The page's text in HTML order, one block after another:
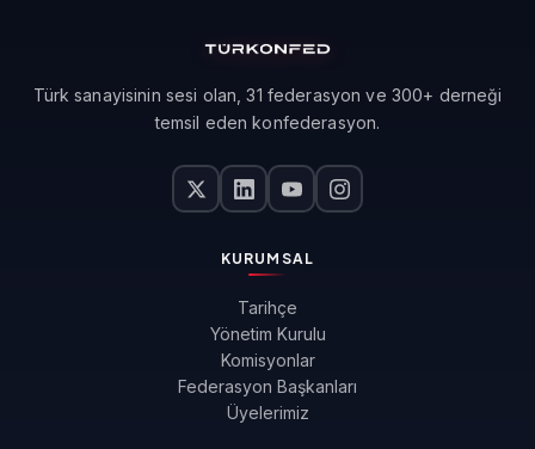
Türk sanayisinin sesi olan, 31 federasyon ve 300+ derneği
temsil eden konfederasyon.
KURUMSAL
Tarihçe
Yönetim Kurulu
Komisyonlar
Federasyon Başkanları
Üyelerimiz